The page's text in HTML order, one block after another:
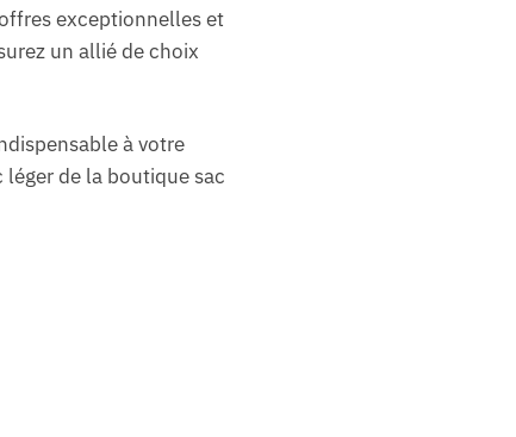
exceptionnelles et
un allié de choix
à votre
léger de la boutique sac